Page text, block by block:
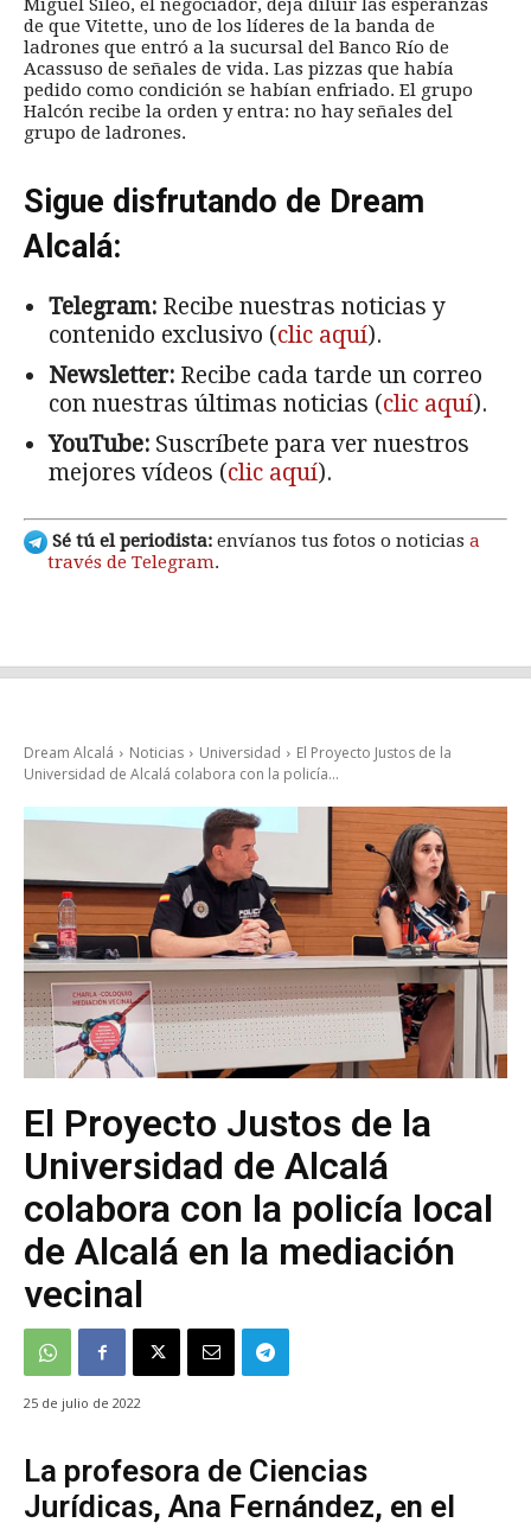
Miguel Sileo, el negociador, deja diluir las esperanzas
de que Vitette, uno de los líderes de la banda de
ladrones que entró a la sucursal del Banco Río de
Acassuso de señales de vida. Las pizzas que había
pedido como condición se habían enfriado. El grupo
Halcón recibe la orden y entra: no hay señales del
grupo de ladrones.
Sigue disfrutando de Dream
Alcalá:
Telegram: Recibe nuestras noticias y
contenido exclusivo (clic aquí).
Newsletter: Recibe cada tarde un correo
con nuestras últimas noticias (clic aquí).
YouTube: Suscríbete para ver nuestros
mejores vídeos (clic aquí).
Sé tú el periodista: envíanos tus fotos o noticias a
través de Telegram.